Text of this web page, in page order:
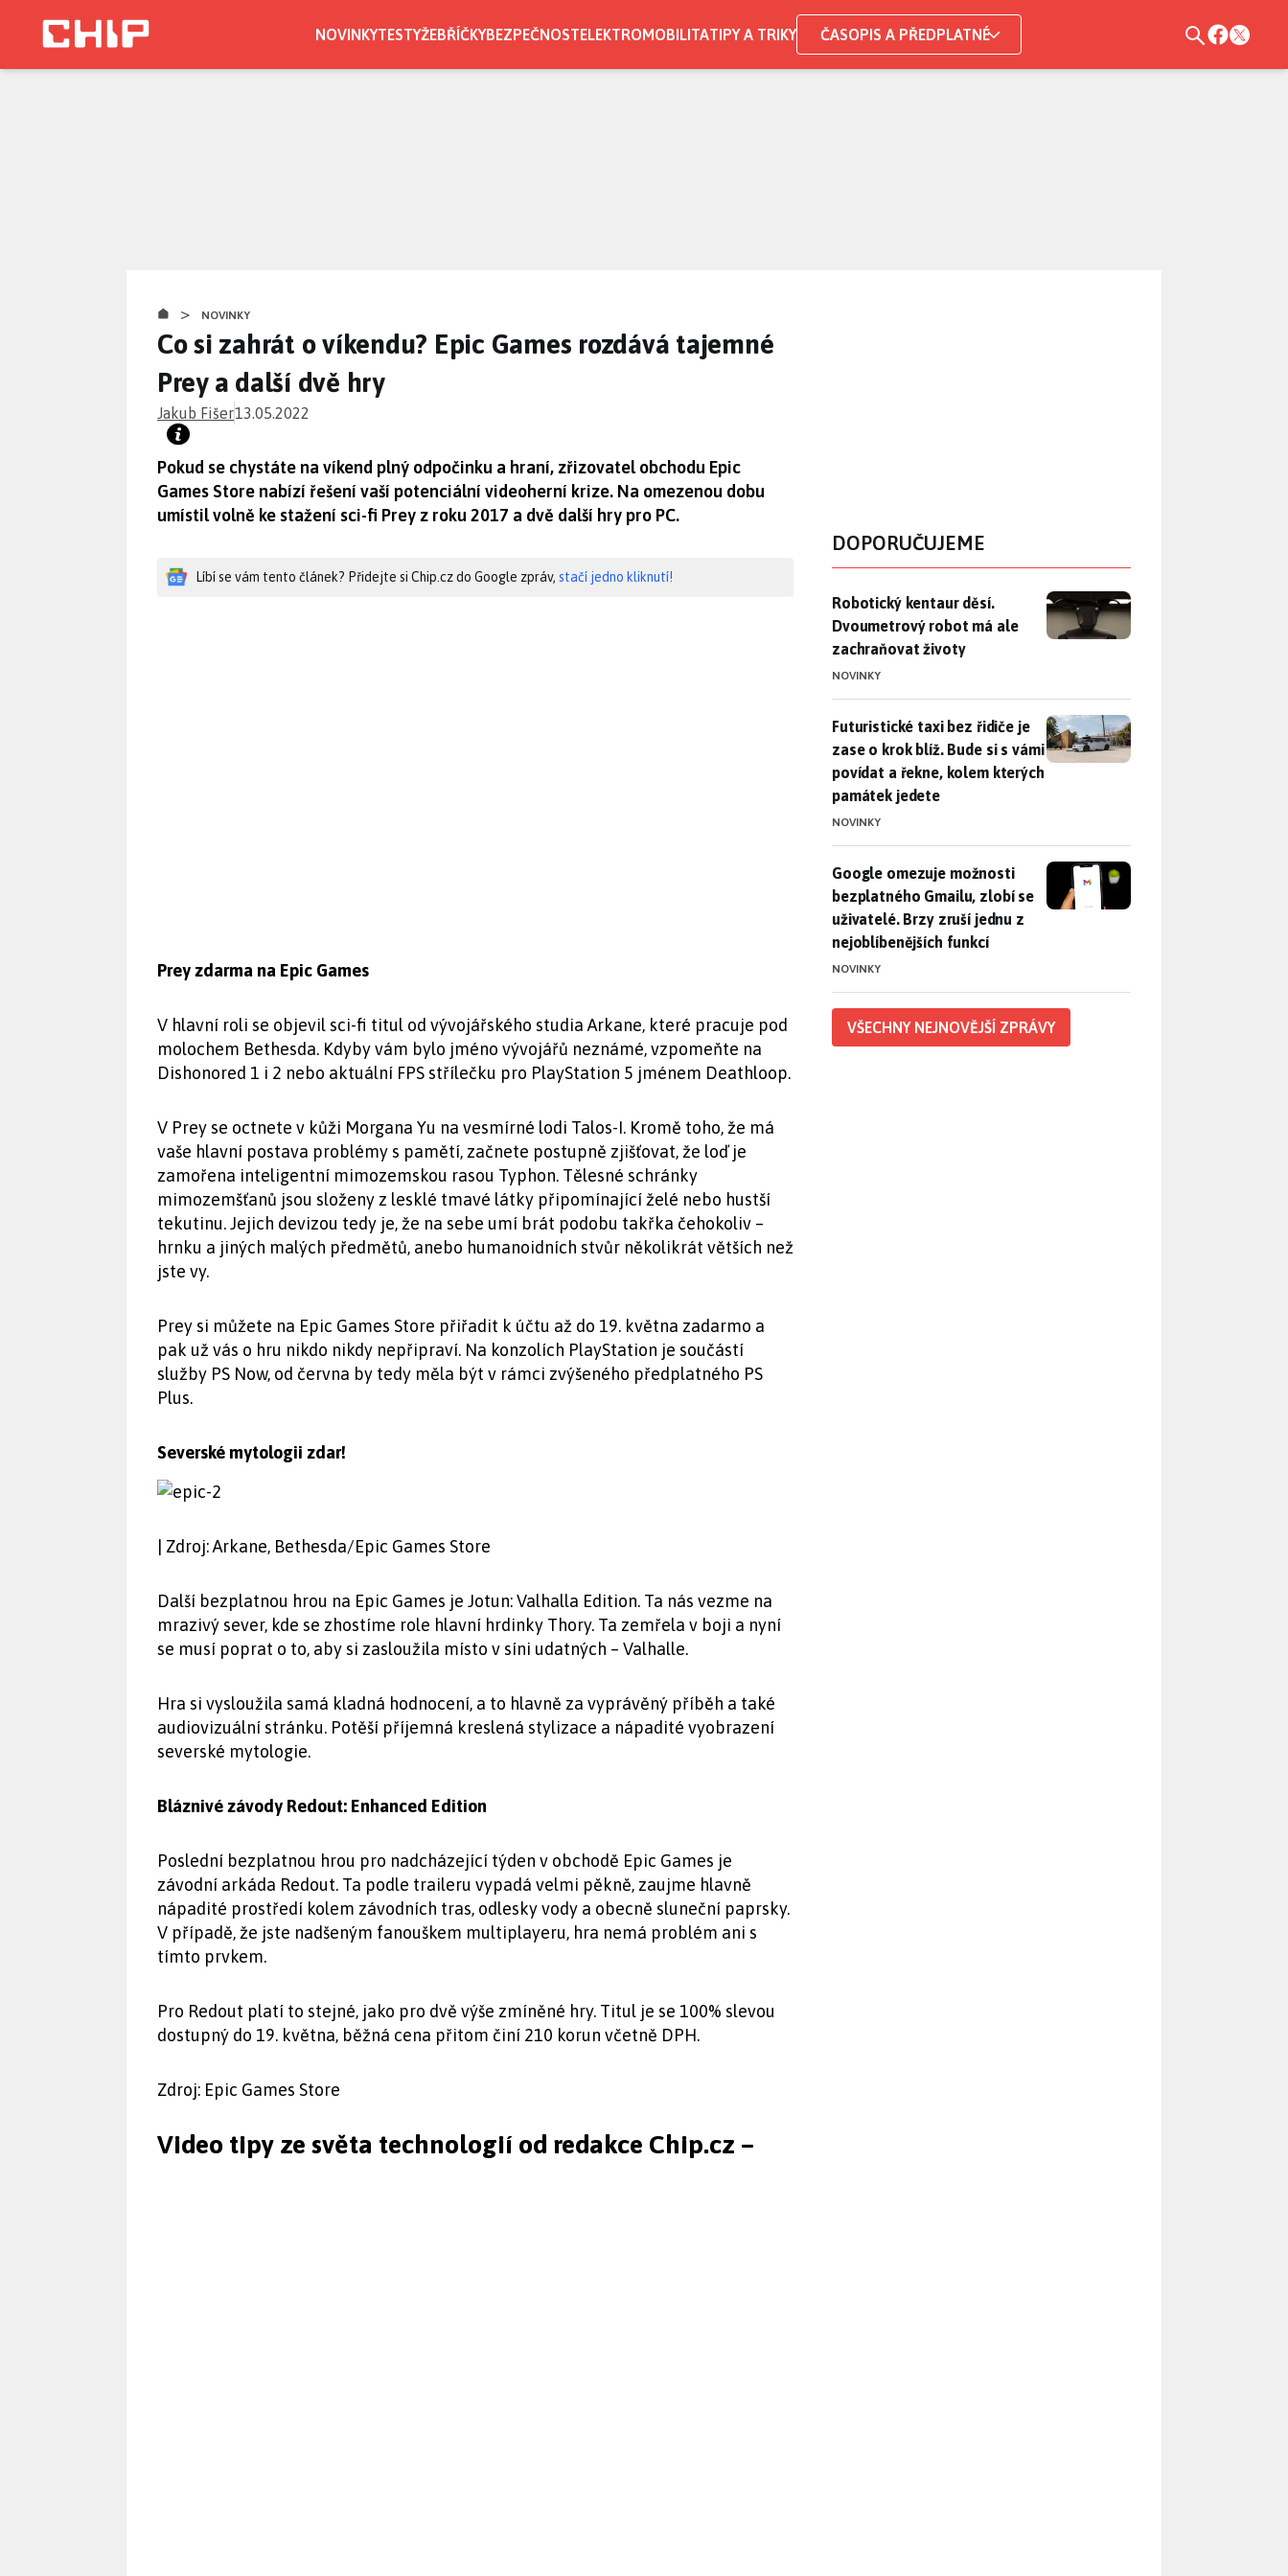
NOVINKYTESTYŽEBŘÍČKYBEZPEČNOSTELEKTROMOBILITATIPY A TRIKY ČASOPIS A PŘEDPLATNÉ
> NOVINKY
Co si zahrát o víkendu? Epic Games rozdává tajemné
Prey a další dvě hry
Jakub Fišer13.05.2022
Pokud se chystáte na víkend plný odpočinku a hraní, zřizovatel obchodu Epic
Games Store nabízí řešení vaší potenciální videoherní krize. Na omezenou dobu
umístil volně ke stažení sci-fi Prey z roku 2017 a dvě další hry pro PC.
Líbí se vám tento článek? Přidejte si Chip.cz do Google zpráv, stačí jedno kliknutí!
Prey zdarma na Epic Games
V hlavní roli se objevil sci-fi titul od vývojářského studia Arkane, které pracuje pod
molochem Bethesda. Kdyby vám bylo jméno vývojářů neznámé, vzpomeňte na
Dishonored 1 i 2 nebo aktuální FPS střílečku pro PlayStation 5 jménem Deathloop.
V Prey se octnete v kůži Morgana Yu na vesmírné lodi Talos-I. Kromě toho, že má
vaše hlavní postava problémy s pamětí, začnete postupně zjišťovat, že loď je
zamořena inteligentní mimozemskou rasou Typhon. Tělesné schránky
mimozemšťanů jsou složeny z lesklé tmavé látky připomínající želé nebo hustší
tekutinu. Jejich devizou tedy je, že na sebe umí brát podobu takřka čehokoliv –
hrnku a jiných malých předmětů, anebo humanoidních stvůr několikrát větších než
jste vy.
Prey si můžete na Epic Games Store přiřadit k účtu až do 19. května zadarmo a
pak už vás o hru nikdo nikdy nepřipraví. Na konzolích PlayStation je součástí
služby PS Now, od června by tedy měla být v rámci zvýšeného předplatného PS
Plus.
Severské mytologii zdar!
| Zdroj: Arkane, Bethesda/Epic Games Store
Další bezplatnou hrou na Epic Games je Jotun: Valhalla Edition. Ta nás vezme na
mrazivý sever, kde se zhostíme role hlavní hrdinky Thory. Ta zemřela v boji a nyní
se musí poprat o to, aby si zasloužila místo v síni udatných – Valhalle.
Hra si vysloužila samá kladná hodnocení, a to hlavně za vyprávěný příběh a také
audiovizuální stránku. Potěší příjemná kreslená stylizace a nápadité vyobrazení
severské mytologie.
Bláznivé závody Redout: Enhanced Edition
Poslední bezplatnou hrou pro nadcházející týden v obchodě Epic Games je
závodní arkáda Redout. Ta podle traileru vypadá velmi pěkně, zaujme hlavně
nápadité prostředí kolem závodních tras, odlesky vody a obecně sluneční paprsky.
V případě, že jste nadšeným fanouškem multiplayeru, hra nemá problém ani s
tímto prvkem.
Pro Redout platí to stejné, jako pro dvě výše zmíněné hry. Titul je se 100% slevou
dostupný do 19. května, běžná cena přitom činí 210 korun včetně DPH.
Zdroj: Epic Games Store
Video tipy ze světa technologií od redakce Chip.cz –
DOPORUČUJEME
Robotický kentaur děsí. Dvoumetrový robot má ale zachraňovat
Robotický kentaur děsí.
Dvoumetrový robot má ale
zachraňovat životy
NOVINKY
Futuristické taxi bez řidiče je zase o krok blíž. Bude si s vámi
Futuristické taxi bez řidiče je
zase o krok blíž. Bude si s vámi
povídat a řekne, kolem kterých
památek jedete
NOVINKY
Google omezuje možnosti bezplatného Gmailu, zlobí se
Google omezuje možnosti
bezplatného Gmailu, zlobí se
uživatelé. Brzy zruší jednu z
nejoblíbenějších funkcí
NOVINKY
VŠECHNY NEJNOVĚJŠÍ ZPRÁVY